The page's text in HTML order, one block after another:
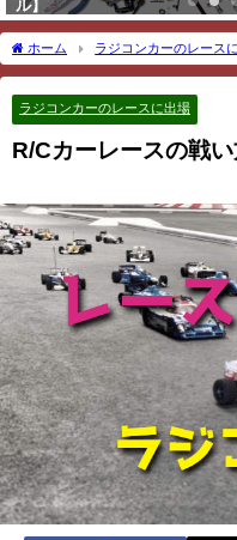
ル】
ホーム ラジコンカーのレース
ラジコンカーのレースに出場
R/Cカーレースの戦